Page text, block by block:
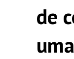
de
uma